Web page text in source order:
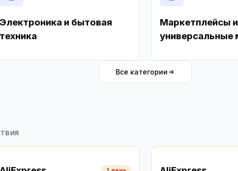
Электроника и бытовая
техника
Маркетплейсы и
универсальные
Все категории